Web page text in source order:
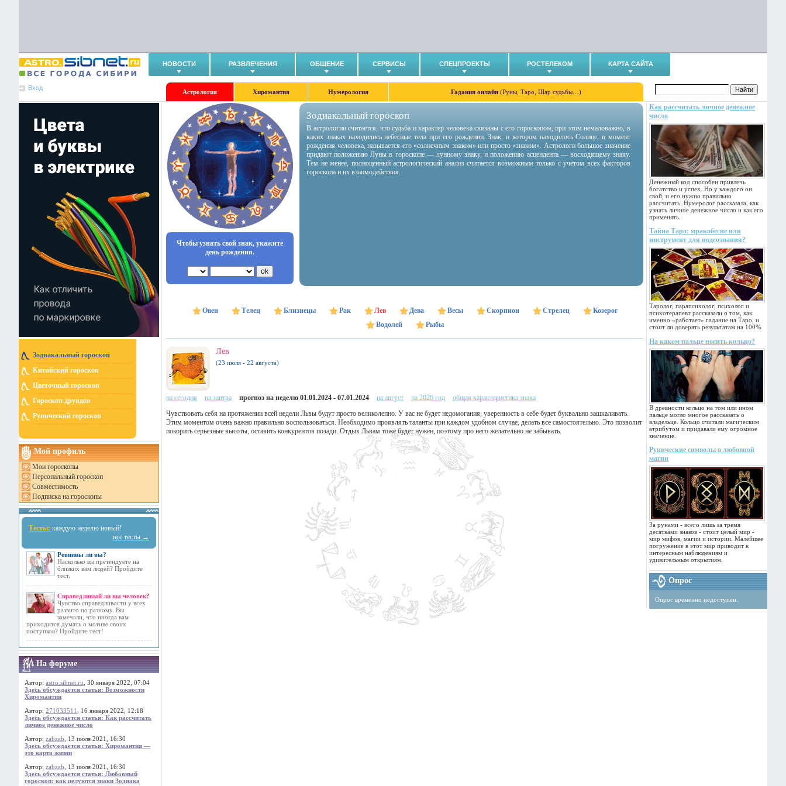
НОВОСТИ РАЗВЛЕЧЕНИЯ ОБЩЕНИЕ СЕРВИСЫ СПЕЦПРОЕКТЫ РОСТЕЛЕКОМ КАРТА САЙТА
Вход
Астрология Хиромантия Нумерология Гадания онлайн (Руны, Таро, Шар судьбы…)
Зодиакальный гороскоп
Китайский гороскоп
Цветочный гороскоп
Гороскоп друидов
Рунический гороскоп
Мой профиль
Мои гороскопы
Персональный гороскоп
Совместимость
Подписка на гороскопы
Тесты: каждую неделю новый!
все тесты →
Ревнивы ли вы?
Насколько вы претендуете на
близких вам людей? Пройдите
тест.
Справедливый ли вы человек?
Чувство справедливости у всех
развито по разному. Вы
замечали, что иногда вам
приходится думать о мотиве своих
поступков? Пройдите тест!
На форуме
Автор: astro.sibnet.ru , 30 января 2022, 07:04
Здесь обсуждается статья: Возможности
Хиромантии
Автор: 271033511
, 16 января 2022, 12:18
Здесь обсуждается статья: Как рассчитать
личное денежное число
Автор: zabzab , 13 июля 2021, 16:30
Здесь обсуждается статья: Хиромантия —
это карта жизни
Автор: zabzab , 13 июля 2021, 16:30
Здесь обсуждается статья: Любовный
гороскоп: как целуются знаки Зодиака
Как рассчитать личное денежное
число
Денежный код способен привлечь
богатство и успех. Но у каждого он
свой, и его нужно правильно
рассчитать. Нумеролог рассказала, как
узнать личное денежное число и как его
применять.
Тайна Таро: мракобесие или
инструмент для подсознания?
Таролог, парапсихолог, психолог и
психотерапевт рассказали о том, как
именно «работает» гадание на Таро, и
стоит ли доверять результатам на 100%.
На каком пальце носить кольцо?
В древности кольцо на том или ином
пальце могло многое рассказать о
владельце. Кольцо считали магическим
атрибутом и придавали ему огромное
значение.
Рунические символы в любовной
магии
За рунами - всего лишь за тремя
десятками знаков - стоит целый мир -
мир мифов, магии и истории. Малейшее
погружение в этот мир приводит к
интересным наблюдениям и
удивительным открытиям.
Опрос
Опрос временно недоступен.
Чтобы узнать свой знак, укажите
день рождения.
Зодиакальный гороскоп
В астрологии считается, что судьба и характер человека связаны с его гороскопом, при этом немаловажно, в
каких знаках находились небесные тела при его рождении. Знак, в котором находилось Солнце, в момент
рождения человека, называется его «солнечным знаком» или просто «знаком». Астрологи большое значение
придают положению Луны в гороскопе — лунному знаку, и положению асцендента — восходящему знаку.
Тем не менее, полноценный астрологический анализ считается возможным только с учётом всех факторов
гороскопа и их взаимодействия.
Овен Телец Близнецы Рак Лев Дева Весы Скорпион Стрелец
Козерог
Водолей
Рыбы
Лев
(23 июля - 22 августа)
на сегодня на завтра прогноз на неделю 01.01.2024 - 07.01.2024 на август на 2026 год
общая характеристика знака
Чувствовать себя на протяжении всей недели Львы будут просто великолепно. У вас не будет недомогания, уверенность в себе будет буквально зашкаливать.
Этим моментом очень важно правильно воспользоваться. Необходимо проявлять таланты при каждом удобном случае, делать все самостоятельно. Это позволит
покорить серьезные высоты, оставить конкурентов позади. Отдых Львам тоже будет нужен, поэтому про него желательно не забывать.